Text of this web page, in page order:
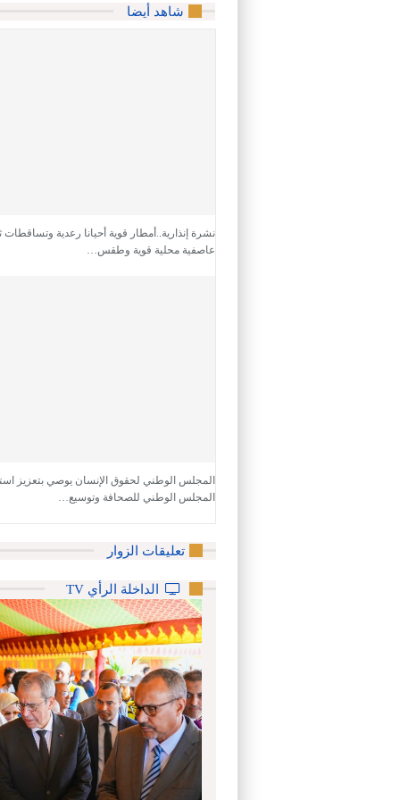
شاهد أيضا
نشرة إنذارية..أمطار قوية أحيانا رعدية وتساقطات
عاصفية محلية قوية وطقس…
المجلس الوطني لحقوق الإنسان يوصي بتعزيز
المجلس الوطني للصحافة وتوسيع…
تعليقات الزوار
الداخلة الرأي TV